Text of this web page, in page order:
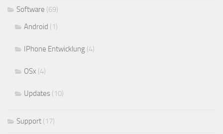
Software (69)
Android (1)
IPhone Entwicklung (4)
OSx (4)
Updates (10)
Support (17)